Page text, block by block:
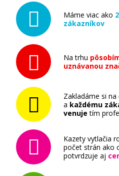
Máme viac ako
zákazníkov
Na trhu
uznávanou
Zakladáme si
a každému
venuje tím
Kazety vytlačia
počet strán ako
potvrdzuje aj